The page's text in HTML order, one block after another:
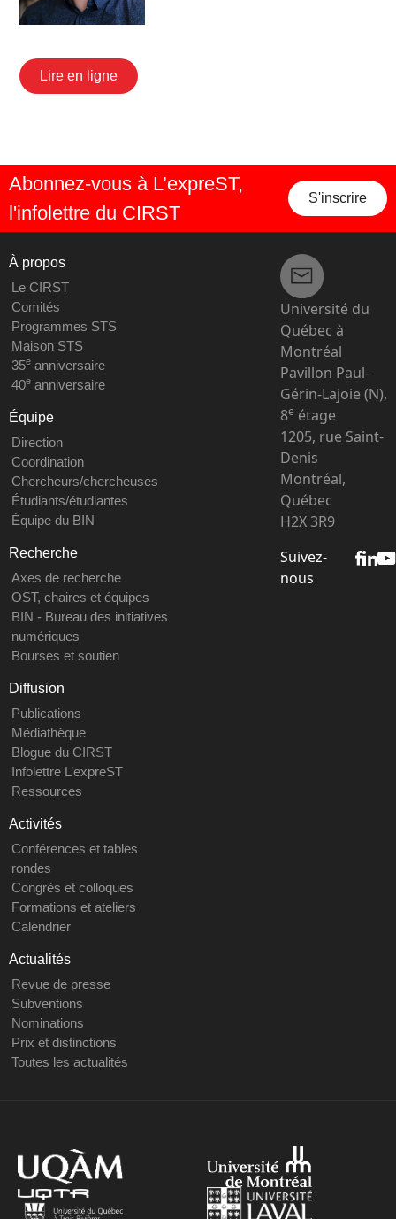
Lire en ligne
Abonnez-vous à L’expreST,
l'infolettre du CIRST
S'inscrire
À propos
Le CIRST
Comités
Programmes STS
Maison STS
35eanniversaire
40eanniversaire
Équipe
Direction
Coordination
Chercheurs/chercheuses
Étudiants/étudiantes
Équipe du BIN
Recherche
Axes de recherche
OST, chaires et équipes
BIN - Bureau des initiatives
numériques
Bourses et soutien
Diffusion
Publications
Médiathèque
Blogue du CIRST
Infolettre L’expreST
Ressources
Activités
Conférences et tables
rondes
Congrès et colloques
Formations et ateliers
Calendrier
Actualités
Revue de presse
Subventions
Nominations
Prix et distinctions
Toutes les actualités
Université du
Québec à
Montréal
Pavillon Paul-
Gérin-Lajoie (N),
8e étage
1205, rue Saint-
Denis
Montréal,
Québec
H2X 3R9
Suivez-
nous